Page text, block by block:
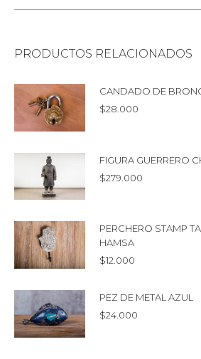
PRODUCTOS RELACIONADOS
CANDADO DE
$28.000
FIGURA GUERRERO
$279.000
PERCHERO STAMP
HAMSA
$12.000
PEZ DE METAL AZUL
$24.000